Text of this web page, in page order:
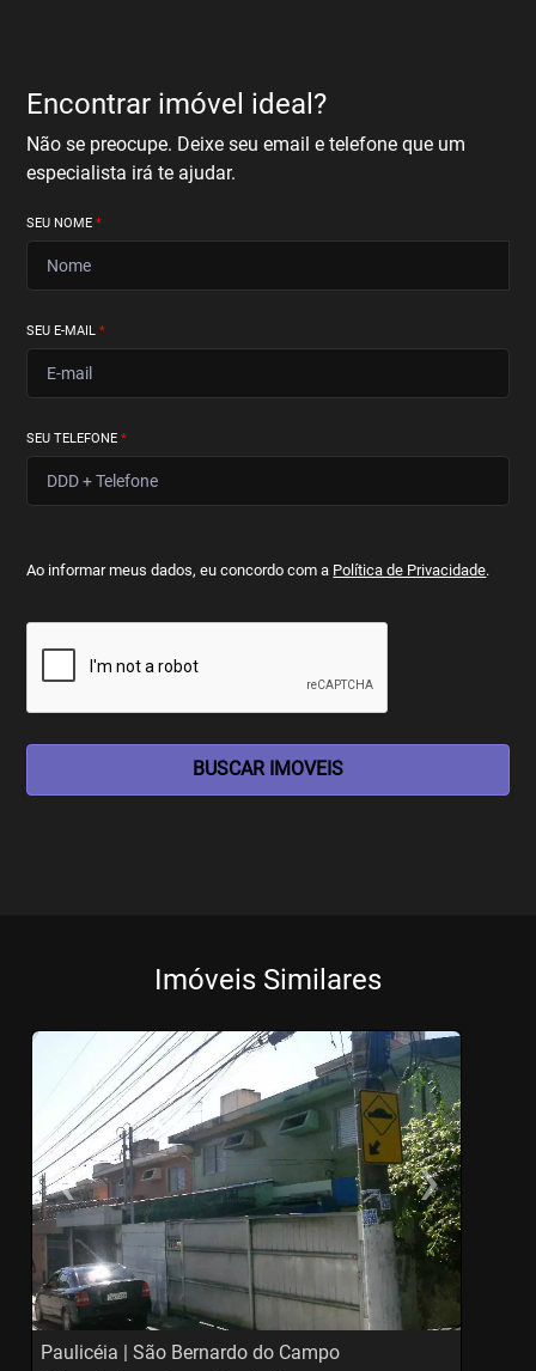
Encontrar imóvel ideal?
Não se preocupe. Deixe seu email e telefone que um
especialista irá te ajudar.
SEU NOME*
SEU E-MAIL*
SEU TELEFONE*
Ao informar meus dados, eu concordo com a Política de Privacidade.
BUSCAR IMOVEIS
Imóveis Similares
‹
Previous
›
Paulicéia | São Bernardo do Campo